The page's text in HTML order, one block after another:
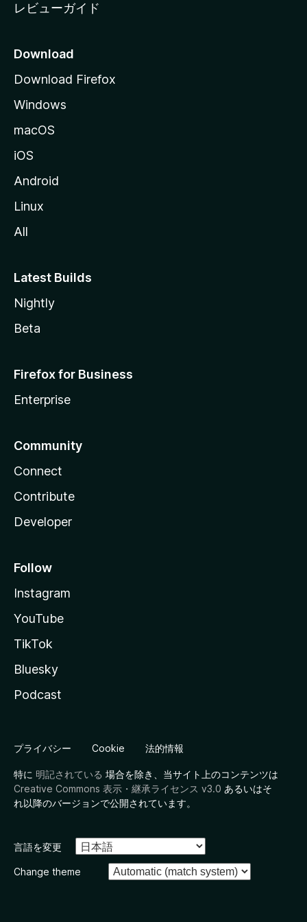
レビューガイド
Download
Download Firefox
Windows
macOS
iOS
Android
Linux
All
Latest Builds
Nightly
Beta
Firefox for Business
Enterprise
Community
Connect
Contribute
Developer
Follow
Instagram
YouTube
TikTok
Bluesky
Podcast
プライバシー Cookie 法的情報
特に 明記されている 場合を除き、当サイト上のコンテンツは
Creative Commons 表示・継承ライセンス v3.0 あるいはそ
れ以降のバージョンで公開されています。
言語を変更
Change theme